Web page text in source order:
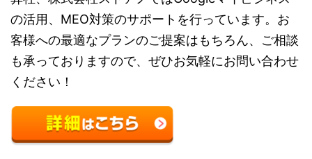
の活用、MEO対策のサポートを行っています。お
客様への最適なプランのご提案はもちろん、ご相談
も承っておりますので、ぜひお気軽にお問い合わせ
ください！